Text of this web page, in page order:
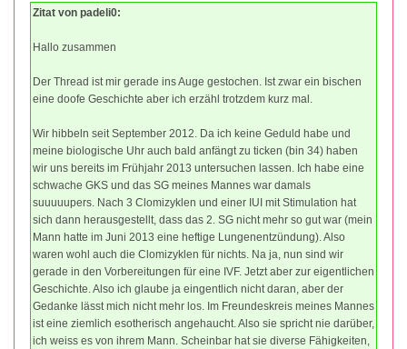
Zitat von padeli0:
Hallo zusammen
Der Thread ist mir gerade ins Auge gestochen. Ist zwar ein bischen
eine doofe Geschichte aber ich erzähl trotzdem kurz mal.
Wir hibbeln seit September 2012. Da ich keine Geduld habe und
meine biologische Uhr auch bald anfängt zu ticken (bin 34) haben
wir uns bereits im Frühjahr 2013 untersuchen lassen. Ich habe eine
schwache GKS und das SG meines Mannes war damals
suuuuupers. Nach 3 Clomizyklen und einer IUI mit Stimulation hat
sich dann herausgestellt, dass das 2. SG nicht mehr so gut war (mein
Mann hatte im Juni 2013 eine heftige Lungenentzündung). Also
waren wohl auch die Clomizyklen für nichts. Na ja, nun sind wir
gerade in den Vorbereitungen für eine IVF. Jetzt aber zur eigentlichen
Geschichte. Also ich glaube ja eingentlich nicht daran, aber der
Gedanke lässt mich nicht mehr los. Im Freundeskreis meines Mannes
ist eine ziemlich esotherisch angehaucht. Also sie spricht nie darüber,
ich weiss es von ihrem Mann. Scheinbar hat sie diverse Fähigkeiten,